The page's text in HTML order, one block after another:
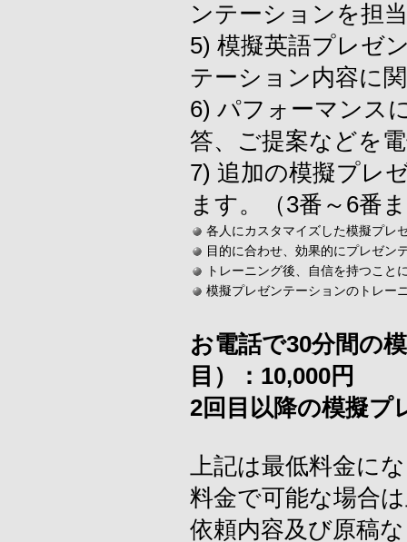
ンテーションを担
5) 模擬英語プレゼ
テーション内容に
6) パフォーマンス
答、ご提案などを
7) 追加の模擬プレ
ます。（3番～6番
各人にカスタマイズした模擬プレ
目的に合わせ、効果的にプレゼン
トレーニング後、自信を持つこと
模擬プレゼンテーションのトレー
お電話で30分間の
目）：10,000円
2回目以降の模擬プ
上記は最低料金に
料金で可能な場合
依頼内容及び原稿